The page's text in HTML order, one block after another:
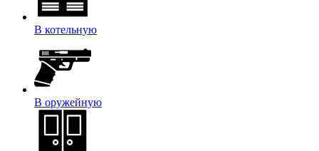
В котельную
В оружейную